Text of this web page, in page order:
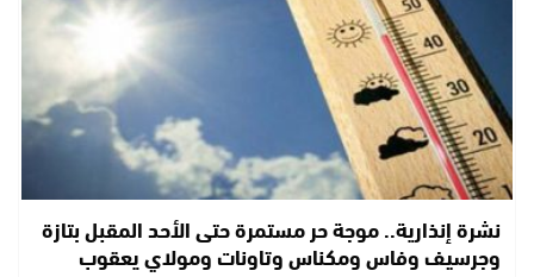
نشرة إنذارية.. موجة حر مستمرة حتى الأحد المقبل بتازة
وجرسيف وفاس ومكناس وتاونات ومولاي يعقوب